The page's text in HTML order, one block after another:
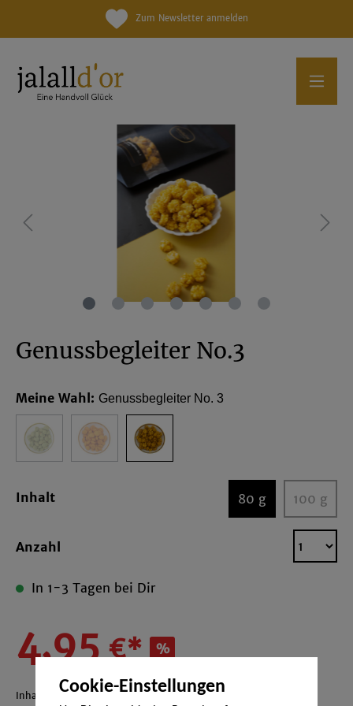
Zum Newsletter anmelden
Genussbegleiter No.3
Meine Wahl: Genussbegleiter No. 3
Inhalt 80 g 100 g
Anzahl
In 1-3 Tagen bei Dir
4,95€* %
Inhalt:
0.08 Kilogramm(61,88 €* / 1 Kilogramm)
Cookie-Einstellungen